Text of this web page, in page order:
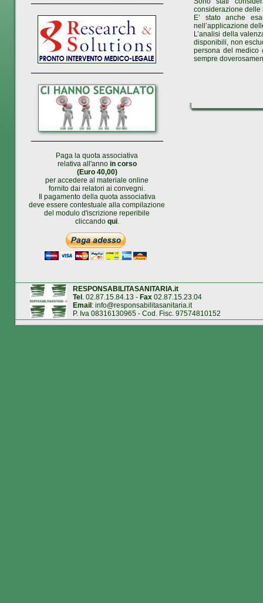
_________________________
Paga la quota associativa
relativa all'anno in corso
(Euro 40,00)
per accedere al materiale online
fornito dai relatori ai convegni.
Il pagamento della quota associativa
deve essere contestuale alla compilazione
del modulo d'iscrizione reperibile
cliccando qui.
considerazione delle
E’ stato anche
nell’applicazione
L’analisi della
disponibili, non
persona del medico
sempre
RESPONSABILITASANITARIA.it
Tel . 02.87.15.84.13 - Fax 02.87.15.23.04
Email : info@responsabilitasanitaria.it
P. Iva 08316130965 - Cod. Fisc. 97574810152